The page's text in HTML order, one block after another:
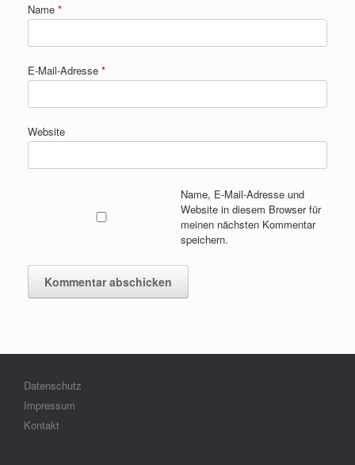
Name *
E-Mail-Adresse *
Website
Name, E-Mail-Adresse und
Website in diesem Browser für
meinen nächsten Kommentar
speichern.
Datenschutz
Impressum
Kontakt